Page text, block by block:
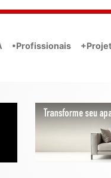
•Profissionais